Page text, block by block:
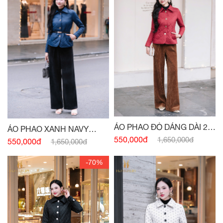
ÁO PHAO XANH NAVY
DÁNG DÀI
550,000đ 1,650,000đ
ÁO PHAO ĐỎ DÁNG DÀI 2
TÚI
550,000đ 1,650,000đ
-70%